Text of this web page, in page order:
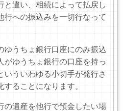
と違い、相続によって払戻し
行への振込みを一切行なって
ゆうちょ銀行口座にのみ振込
がゆうちょ銀行の口座を持っ
いういわゆる小切手が発行さ
ることになります。
の遺産を他行で預金したい場